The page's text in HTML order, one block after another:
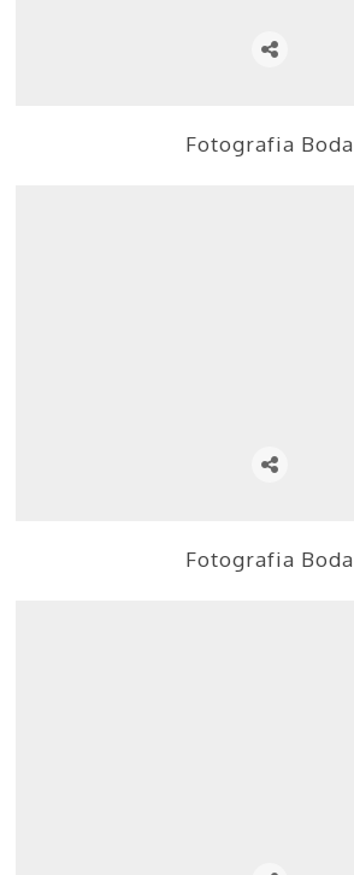
Fotografia Boda
Fotografia Boda